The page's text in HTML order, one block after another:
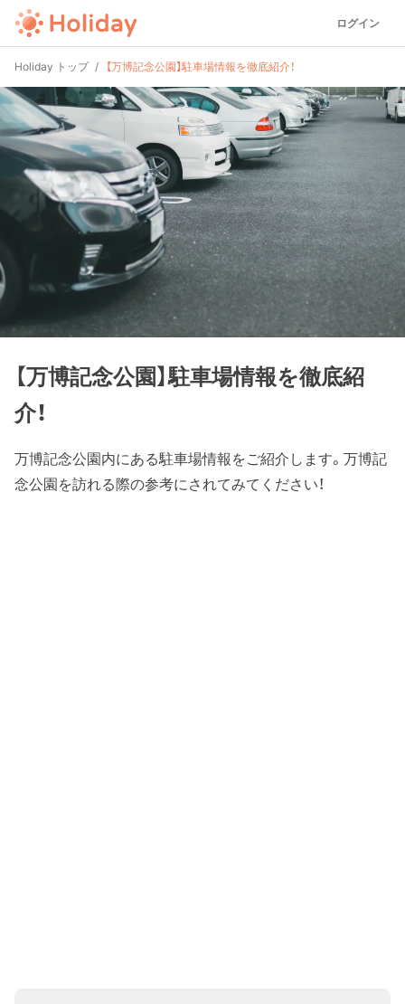
ログイン
Holiday トップ 【万博記念公園】駐車場情報を徹底紹介！
【万博記念公園】駐車場情報を徹底紹
介！
万博記念公園内にある駐車場情報をご紹介します。万博記
念公園を訪れる際の参考にされてみてください！